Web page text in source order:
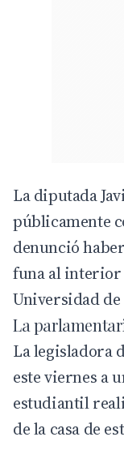
La diputada
públicamente
denunció
funa al interior
Universidad
La
La legisladora
este viernes a
estudiantil
de la casa de